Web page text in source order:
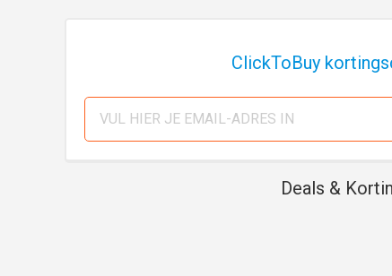
ClickToBuy
Deals &